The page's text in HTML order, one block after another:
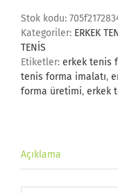
Stok kodu:
Kategoriler: ERKEK
TENİS
Etiketler: erkek tenis
tenis forma imalatı,
forma üretimi, erkek
Açıklama